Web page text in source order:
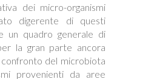
dei micro-organismi
digerente di questi
un quadro generale di
la gran parte ancora
del microbiota
provenienti da aree